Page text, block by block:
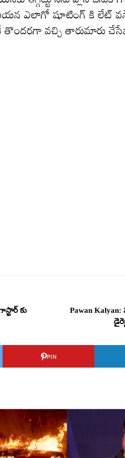
ఎలాగో షూటింగ్ కి లేట్
తొంద‌ర‌గా వ‌చ్చి తారుమారు
కు
Pawan
PIN